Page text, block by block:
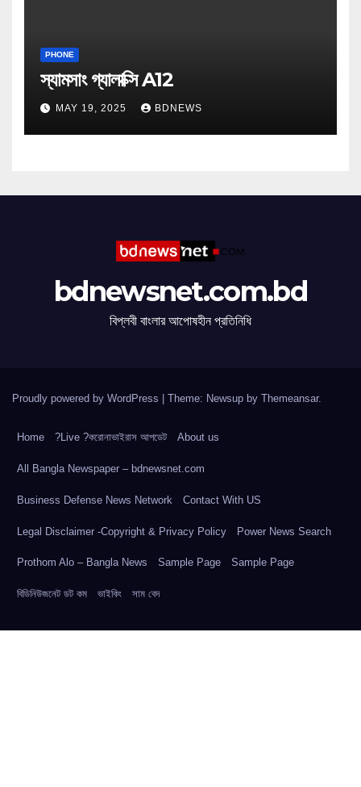
PHONE
স্যামসাং গ্যালাক্সি A12
MAY 19, 2025 BDNEWS
bdnewsnet.com.bd
বিপ্লবী বাংলার আপোষহীন প্রতিনিধি
Proudly powered by WordPress Theme: Newsup by Themeansar.
Home ?Live ?করোনাভাইরাস আপডেট About us
All Bangla Newspaper – bdnewsnet.com
Business Defense News Network Contact With US
Legal Disclaimer -Copyright & Privacy Policy Power News Search
Prothom Alo – Bangla News Sample Page Sample Page
বিডিনিউজনেট ডট কম ভাইকিং সাম বেদ